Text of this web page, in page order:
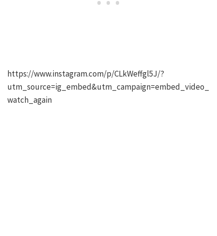
https://www.instagram.com/p/CLkWeffgl5J/?
utm_source=ig_embed&utm_campaign=embed_video_
watch_again